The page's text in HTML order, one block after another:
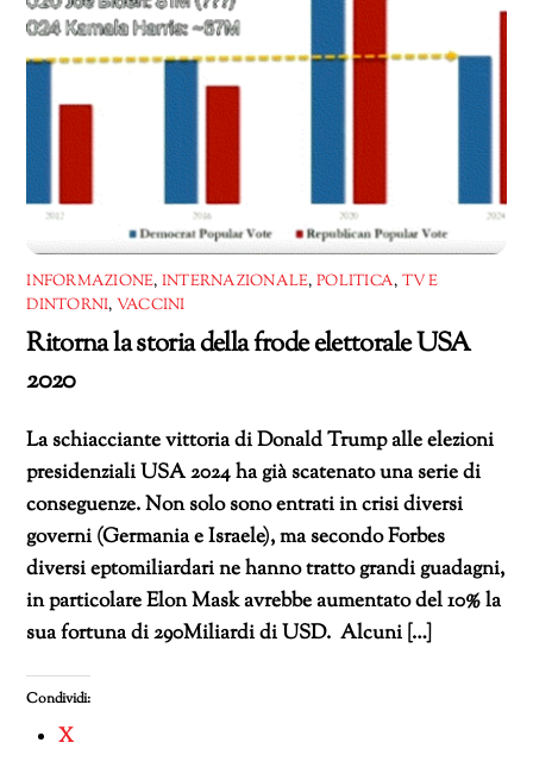
INFORMAZIONE, INTERNAZIONALE, POLITICA, TV E
DINTORNI, VACCINI
Ritorna la storia della frode elettorale USA
2020
La schiacciante vittoria di Donald Trump alle elezioni
presidenziali USA 2024 ha già scatenato una serie di
conseguenze. Non solo sono entrati in crisi diversi
governi (Germania e Israele), ma secondo Forbes
diversi eptomiliardari ne hanno tratto grandi guadagni,
in particolare Elon Mask avrebbe aumentato del 10% la
sua fortuna di 290Miliardi di USD. Alcuni […]
Condividi:
X